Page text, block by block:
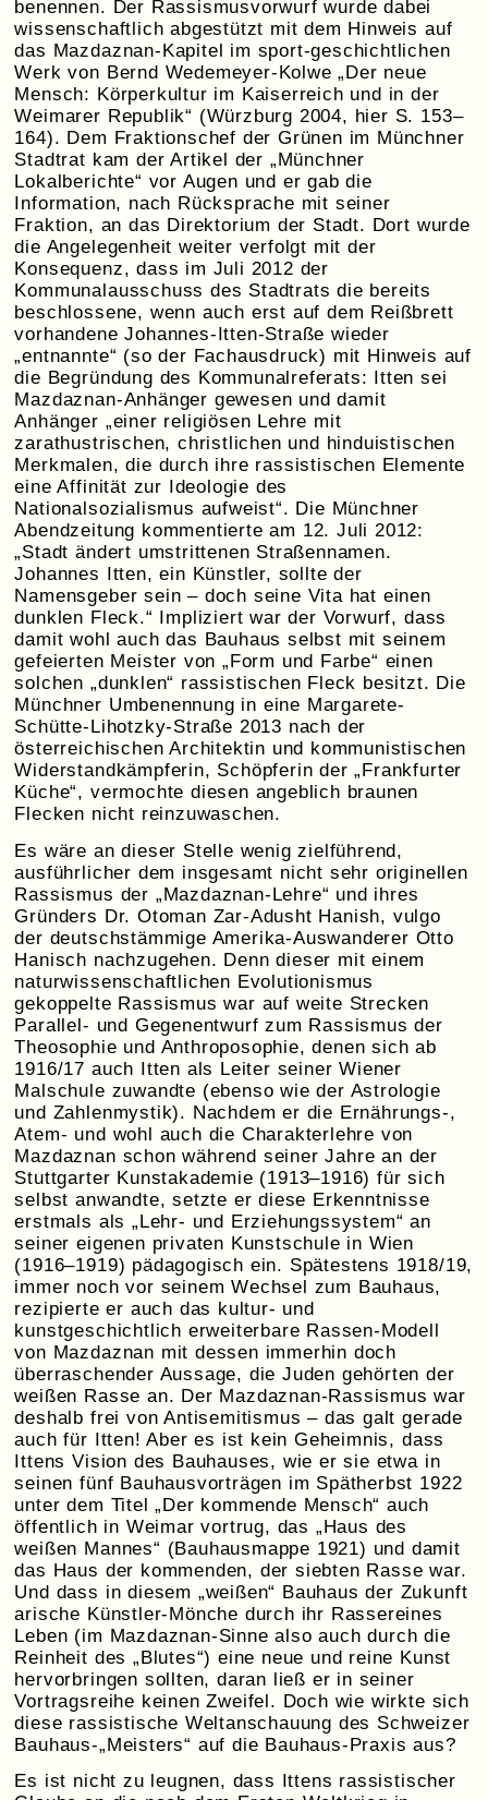
benennen. Der Rassismusvorwurf wurde dabei
wissenschaftlich abgestützt mit dem Hinweis auf
das Mazdaznan-Kapitel im sport-geschichtlichen
Werk von Bernd Wedemeyer-Kolwe „Der neue
Mensch: Körperkultur im Kaiserreich und in der
Weimarer Republik“ (Würzburg 2004, hier S. 153–
164). Dem Fraktionschef der Grünen im Münchner
Stadtrat kam der Artikel der „Münchner
Lokalberichte“ vor Augen und er gab die
Information, nach Rücksprache mit seiner
Fraktion, an das Direktorium der Stadt. Dort wurde
die Angelegenheit weiter verfolgt mit der
Konsequenz, dass im Juli 2012 der
Kommunalausschuss des Stadtrats die bereits
beschlossene, wenn auch erst auf dem Reißbrett
vorhandene Johannes-Itten-Straße wieder
„entnannte“ (so der Fachausdruck) mit Hinweis auf
die Begründung des Kommunalreferats: Itten sei
Mazdaznan-Anhänger gewesen und damit
Anhänger „einer religiösen Lehre mit
zarathustrischen, christlichen und hinduistischen
Merkmalen, die durch ihre rassistischen Elemente
eine Affinität zur Ideologie des
Nationalsozialismus aufweist“. Die Münchner
Abendzeitung kommentierte am 12. Juli 2012:
„Stadt ändert umstrittenen Straßennamen.
Johannes Itten, ein Künstler, sollte der
Namensgeber sein – doch seine Vita hat einen
dunklen Fleck.“ Impliziert war der Vorwurf, dass
damit wohl auch das Bauhaus selbst mit seinem
gefeierten Meister von „Form und Farbe“ einen
solchen „dunklen“ rassistischen Fleck besitzt. Die
Münchner Umbenennung in eine Margarete-
Schütte-Lihotzky-Straße 2013 nach der
österreichischen Architektin und kommunistischen
Widerstandkämpferin, Schöpferin der „Frankfurter
Küche“, vermochte diesen angeblich braunen
Flecken nicht reinzuwaschen.
Es wäre an dieser Stelle wenig zielführend,
ausführlicher dem insgesamt nicht sehr originellen
Rassismus der „Mazdaznan-Lehre“ und ihres
Gründers Dr. Otoman Zar-Adusht Hanish, vulgo
der deutschstämmige Amerika-Auswanderer Otto
Hanisch nachzugehen. Denn dieser mit einem
naturwissenschaftlichen Evolutionismus
gekoppelte Rassismus war auf weite Strecken
Parallel- und Gegenentwurf zum Rassismus der
Theosophie und Anthroposophie, denen sich ab
1916/17 auch Itten als Leiter seiner Wiener
Malschule zuwandte (ebenso wie der Astrologie
und Zahlenmystik). Nachdem er die Ernährungs-,
Atem- und wohl auch die Charakterlehre von
Mazdaznan schon während seiner Jahre an der
Stuttgarter Kunstakademie (1913–1916) für sich
selbst anwandte, setzte er diese Erkenntnisse
erstmals als „Lehr- und Erziehungssystem“ an
seiner eigenen privaten Kunstschule in Wien
(1916–1919) pädagogisch ein. Spätestens 1918/19,
immer noch vor seinem Wechsel zum Bauhaus,
rezipierte er auch das kultur- und
kunstgeschichtlich erweiterbare Rassen-Modell
von Mazdaznan mit dessen immerhin doch
überraschender Aussage, die Juden gehörten der
weißen Rasse an. Der Mazdaznan-Rassismus war
deshalb frei von Antisemitismus – das galt gerade
auch für Itten! Aber es ist kein Geheimnis, dass
Ittens Vision des Bauhauses, wie er sie etwa in
seinen fünf Bauhausvorträgen im Spätherbst 1922
unter dem Titel „Der kommende Mensch“ auch
öffentlich in Weimar vortrug, das „Haus des
weißen Mannes“ (Bauhausmappe 1921) und damit
das Haus der kommenden, der siebten Rasse war.
Und dass in diesem „weißen“ Bauhaus der Zukunft
arische Künstler-Mönche durch ihr Rassereines
Leben (im Mazdaznan-Sinne also auch durch die
Reinheit des „Blutes“) eine neue und reine Kunst
hervorbringen sollten, daran ließ er in seiner
Vortragsreihe keinen Zweifel. Doch wie wirkte sich
diese rassistische Weltanschauung des Schweizer
Bauhaus-„Meisters“ auf die Bauhaus-Praxis aus?
Es ist nicht zu leugnen, dass Ittens rassistischer